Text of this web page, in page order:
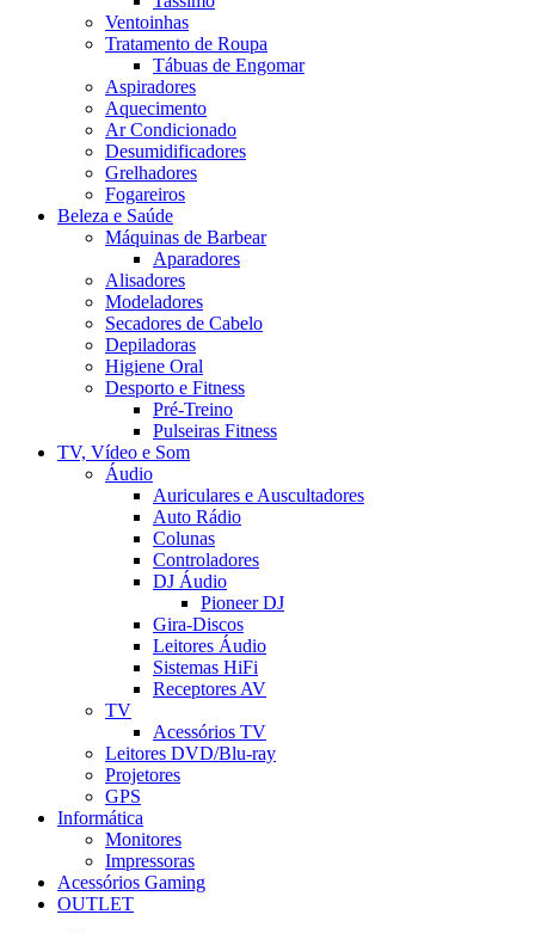
Ventoinhas
Tratamento de Roupa
Tábuas de Engomar
Aspiradores
Aquecimento
Ar Condicionado
Desumidificadores
Grelhadores
Fogareiros
Beleza e Saúde
Máquinas de Barbear
Aparadores
Alisadores
Modeladores
Secadores de Cabelo
Depiladoras
Higiene Oral
Desporto e Fitness
Pré-Treino
Pulseiras Fitness
TV, Vídeo e Som
Áudio
Auriculares e Auscultadores
Auto Rádio
Colunas
Controladores
DJ Áudio
Pioneer DJ
Gira-Discos
Leitores Áudio
Sistemas HiFi
Receptores AV
TV
Acessórios TV
Leitores DVD/Blu-ray
Projetores
GPS
Informática
Monitores
Impressoras
Acessórios Gaming
OUTLET